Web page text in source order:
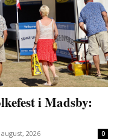
i Madsby:
august, 2026 0